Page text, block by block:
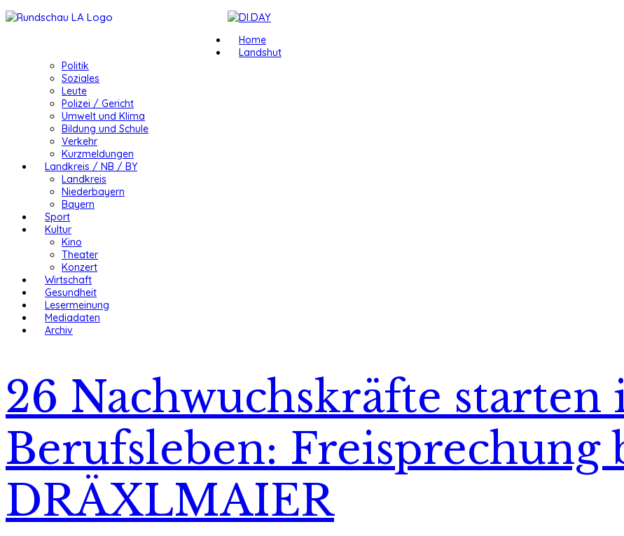
Home
Landshut
Politik
Soziales
Leute
Polizei / Gericht
Umwelt und Klima
Bildung und Schule
Verkehr
Kurzmeldungen
Landkreis / NB / BY
Landkreis
Niederbayern
Bayern
Sport
Kultur
Kino
Theater
Konzert
Wirtschaft
Gesundheit
Lesermeinung
Mediadaten
Archiv
26 Nachwuchskräfte starten
Berufsleben: Freisprechung
DRÄXLMAIER